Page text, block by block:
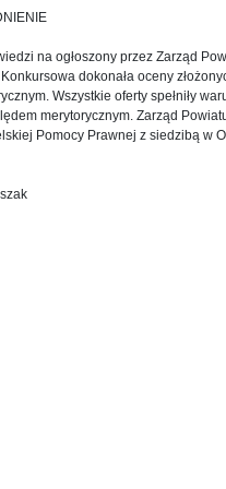
na ogłoszony przez Zarząd
dokonała oceny
Wszystkie oferty spełniły
merytorycznym. Zarząd
Pomocy Prawnej z siedzibą w